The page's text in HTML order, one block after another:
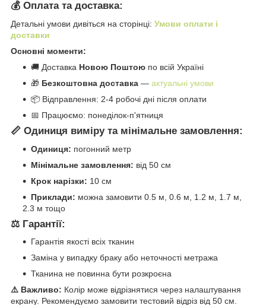
💰 Оплата та доставка:
Детальні умови дивіться на сторінці: Умови оплати і
доставки
Основні моменти:
🚚 Доставка Новою Поштою по всій Україні
🎁 Безкоштовна доставка — актуальні умови
📦 Відправлення: 2-4 робочі дні після оплати
📅 Працюємо: понеділок-п'ятниця
📏 Одиниця виміру та мінімальне замовлення:
Одиниця: погонний метр
Мінімальне замовлення: від 50 см
Крок нарізки: 10 см
Приклади: можна замовити 0.5 м, 0.6 м, 1.2 м, 1.7 м,
2.3 м тощо
⚖️ Гарантії:
Гарантія якості всіх тканин
Заміна у випадку браку або неточності метража
Тканина не повинна бути розкроєна
⚠️ Важливо: Колір може відрізнятися через налаштування
екрану. Рекомендуємо замовити тестовий відріз від 50 см.